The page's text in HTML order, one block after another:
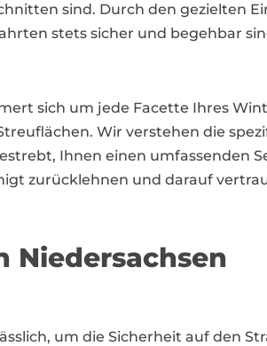
sind. Durch den gezielten
stets sicher und begehbar
sich um jede Facette Ihres
Wir verstehen die
Ihnen einen umfassenden
zurücklehnen und darauf
Niedersachsen
um die Sicherheit auf den